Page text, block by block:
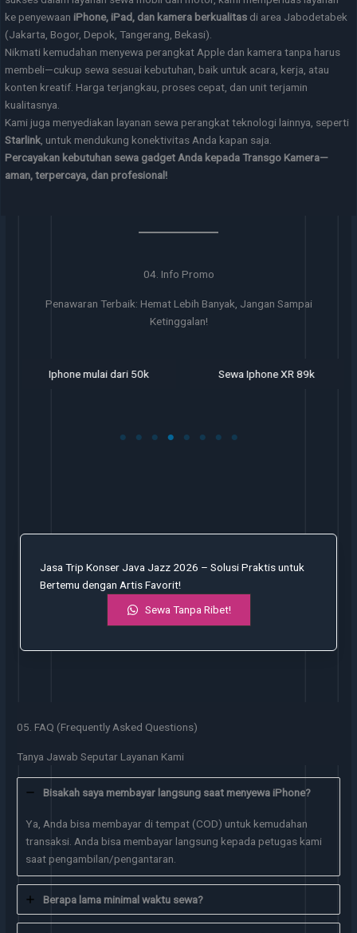
ke penyewaan iPhone, iPad, dan kamera berkualitas di area Jabodetabek
(Jakarta, Bogor, Depok, Tangerang, Bekasi).
Nikmati kemudahan menyewa perangkat Apple dan kamera tanpa harus
membeli—cukup sewa sesuai kebutuhan, baik untuk acara, kerja, atau
konten kreatif. Harga terjangkau, proses cepat, dan unit terjamin
kualitasnya.
Kami juga menyediakan layanan sewa perangkat teknologi lainnya, seperti
Starlink , untuk mendukung konektivitas Anda kapan saja.
Percayakan kebutuhan sewa gadget Anda kepada Transgo Kamera—
aman, terpercaya, dan profesional!
04. Info Promo
Penawaran Terbaik: Hemat Lebih Banyak, Jangan Sampai
Ketinggalan!
Iphone mulai dari 50k Sewa Iphone XR 89k
Jasa Trip Konser Java Jazz 2026 – Solusi Praktis untuk
Bertemu dengan Artis Favorit!
Sewa Tanpa Ribet!
05. FAQ (Frequently Asked Questions)
Tanya Jawab Seputar Layanan Kami
Bisakah saya membayar langsung saat menyewa iPhone?
Ya, Anda bisa membayar di tempat (COD) untuk kemudahan
transaksi. Anda bisa membayar langsung kepada petugas kami
saat pengambilan/pengantaran.
Berapa lama minimal waktu sewa?